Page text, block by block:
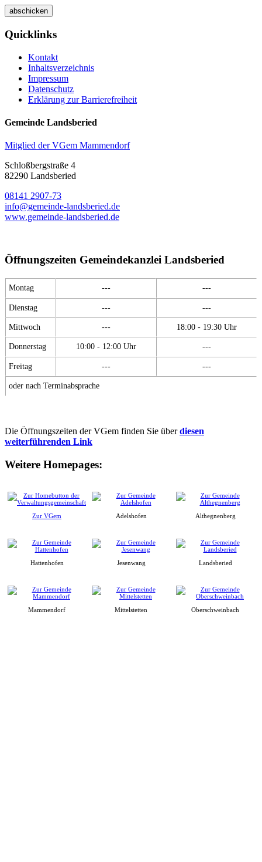
abschicken
Quicklinks
Kontakt
Inhaltsverzeichnis
Impressum
Datenschutz
Erklärung zur Barrierefreiheit
Gemeinde Landsberied
Mitglied der VGem Mammendorf
Schloßbergstraße 4
82290 Landsberied
08141 2907-73
info@gemeinde-landsberied.de
www.gemeinde-landsberied.de
Öffnungszeiten Gemeindekanzlei Landsberied
Montag --- ---
Dienstag --- ---
Mittwoch --- 18:00 - 19:30 Uhr
Donnerstag 10:00 - 12:00 Uhr ---
Freitag --- ---
oder nach Terminabsprache
Die Öffnungszeiten der VGem finden Sie überdiesen
weiterführenden Link
Weitere Homepages:
Zur VGem Adelshofen Althegnenberg
Hattenhofen Jesenwang Landsberied
Mammendorf Mittelstetten Oberschweinbach